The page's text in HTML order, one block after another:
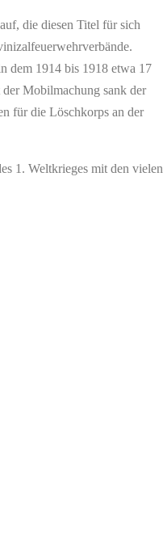
die diesen Titel für sich
dem 1914 bis 1918 etwa 17
Mobilmachung sank der
für die Löschkorps an der
1. Weltkrieges mit den vielen